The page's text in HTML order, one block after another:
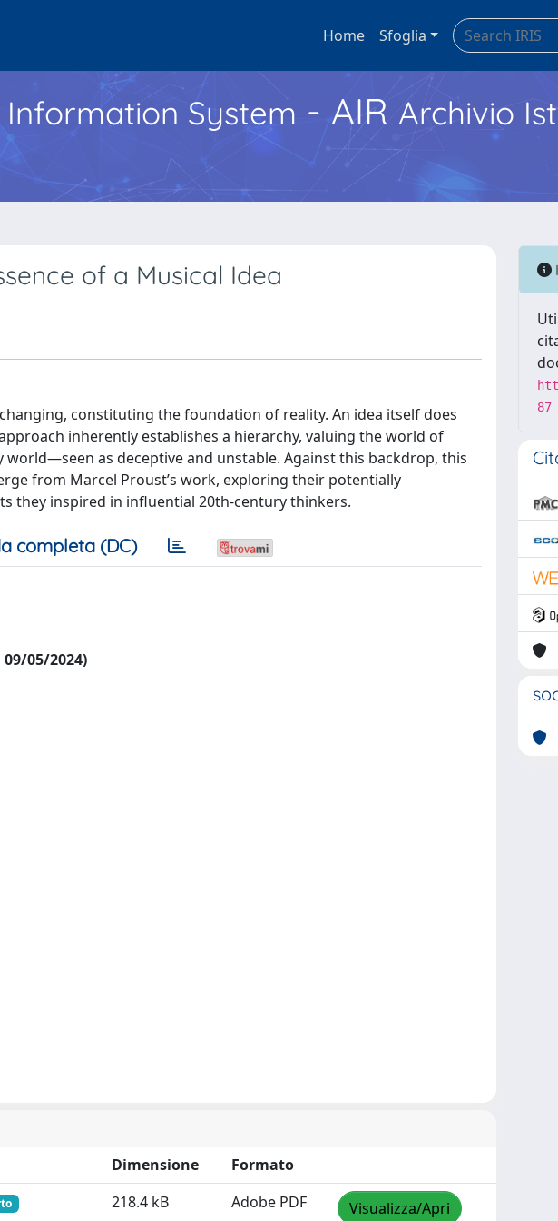
Home Sfoglia
System - AIR Archivio
of a Musical Idea
constituting the foundation of reality. An idea itself does
inherently establishes a hierarchy, valuing the world of
as deceptive and unstable. Against this backdrop, this
from Marcel Proust’s work, exploring their potentially
they inspired in influential 20th-century thinkers.
completa (DC)
05/2024)
Dimensione
Formato
218.4 kB Adobe PDF Visualizza/Apri
87